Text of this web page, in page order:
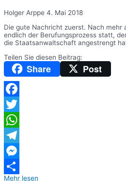
Holger Arppe 4. Mai 2018
Die gute Nachricht zuerst. Nach mehr
endlich der Berufungsprozess statt,
die Staatsanwaltschaft angestrengt
Teilen Sie diesen Beitrag:
Share Post
Facebook
Twitter
WhatsApp
Telegram
Messenger
Mehr lesen